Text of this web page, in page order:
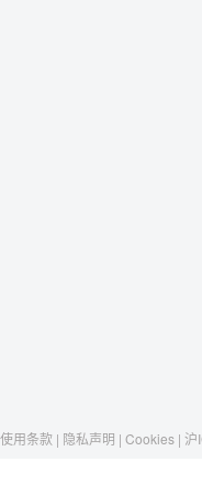
使用条款 | 隐私声明 | Cookies |